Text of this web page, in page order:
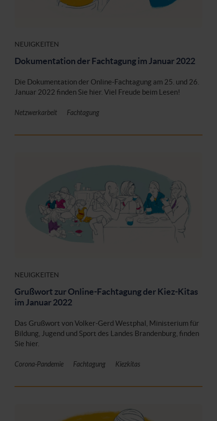
NEUIGKEITEN
Dokumentation der Fachtagung im Januar 2022
Die Dokumentation der Online-Fachtagung am 25. und 26.
Januar 2022 finden Sie hier. Viel Freude beim Lesen!
Netzwerkarbeit Fachtagung
NEUIGKEITEN
Grußwort zur Online-Fachtagung der Kiez-Kitas
im Januar 2022
Das Grußwort von Volker-Gerd Westphal, Ministerium für
Bildung, Jugend und Sport des Landes Brandenburg, finden
Sie hier.
Corona-Pandemie Fachtagung Kiezkitas